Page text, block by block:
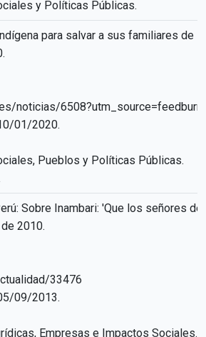
y Políticas Públicas.
para salvar a sus familiares de
noticias/
01/2020.
Pueblos y Políticas Públicas.
Sobre Inambari: 'Que los señores
2010.
33476
09/2013.
Empresas e Impactos Sociales.